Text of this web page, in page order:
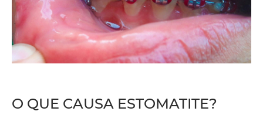
O QUE CAUSA ESTOMATITE?